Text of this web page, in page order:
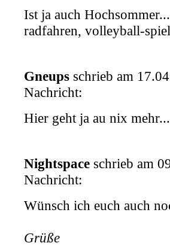
Ist ja auch
radfahren, volleyball-
Gneups schrieb am
Nachricht:
Hier geht ja au nix mehr...
Nightspace schrieb am
Nachricht:
Wünsch ich euch auch
Grüße